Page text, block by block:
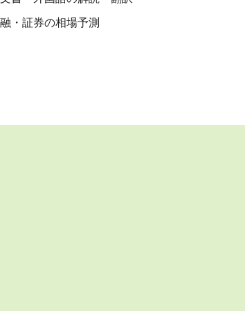
・証券の相場予測